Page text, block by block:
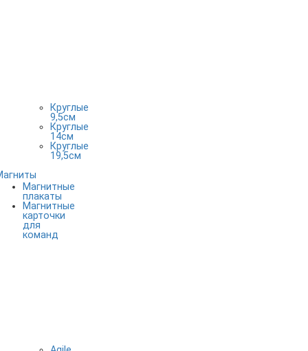
Круглые
9,5см
Круглые
14см
Круглые
19,5см
Магнитные
плакаты
Магнитные
карточки
для
команд